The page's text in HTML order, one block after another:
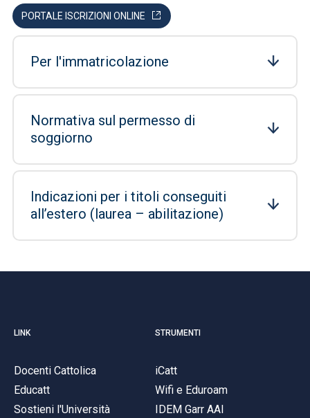
PORTALE ISCRIZIONI ONLINE
Per l'immatricolazione
Normativa sul permesso di
soggiorno
Indicazioni per i titoli conseguiti
all’estero (laurea – abilitazione)
LINK
Docenti Cattolica
Educatt
Sostieni l'Università
STRUMENTI
iCatt
Wifi e Eduroam
IDEM Garr AAI